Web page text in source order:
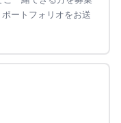
ートフォリオをお送